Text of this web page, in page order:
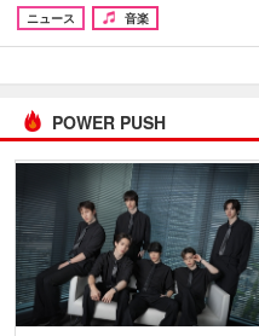
ニュース
音楽
POWER PUSH